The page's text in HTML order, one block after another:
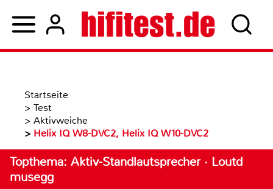
Startseite
> Test
> Aktivweiche
> Helix IQ W8-DVC2, Helix IQ W10-DVC2
Topthema: Aktiv-Standlautsprecher · Loutd
musegg